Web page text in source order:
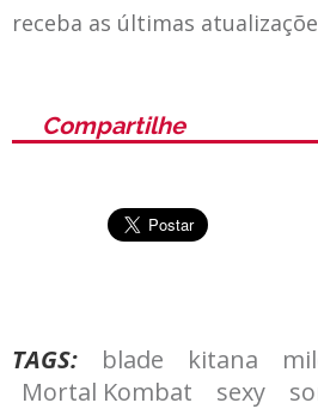
receba as últimas
Compartilhe
TAGS: blade kitana
Mortal Kombat
sexy